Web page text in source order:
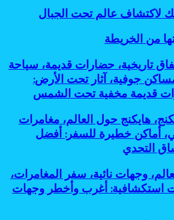
لاكتشاف عالم تحت الجبال
من الخريطة
تاريخية، حضارات قديمة، سياحة
جوفية، آثار تحت الأرض:
قديمة مخفية تحت الشمس
هايكنج حول العالم، مغامرات
أماكن خطيرة للسفر: أفضل
التحدي
وجهات نائية، سفر المغامرات،
استكشافية: أغرب وأخطر وجهات